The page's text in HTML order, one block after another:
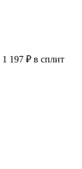
1 197 ₽ в сплит